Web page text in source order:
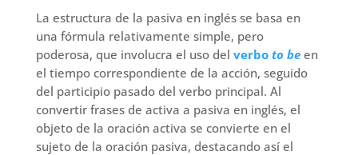
La estructura de la pasiva en inglés se basa en
una fórmula relativamente simple, pero
poderosa, que involucra el uso del verbo to been
el tiempo correspondiente de la acción, seguido
del participio pasado del verbo principal. Al
convertir frases de activa a pasiva en inglés, el
objeto de la oración activa se convierte en el
sujeto de la oración pasiva, destacando así el